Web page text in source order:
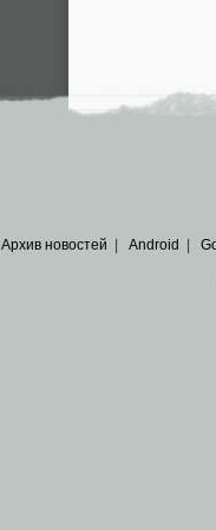
Архив новостей Android